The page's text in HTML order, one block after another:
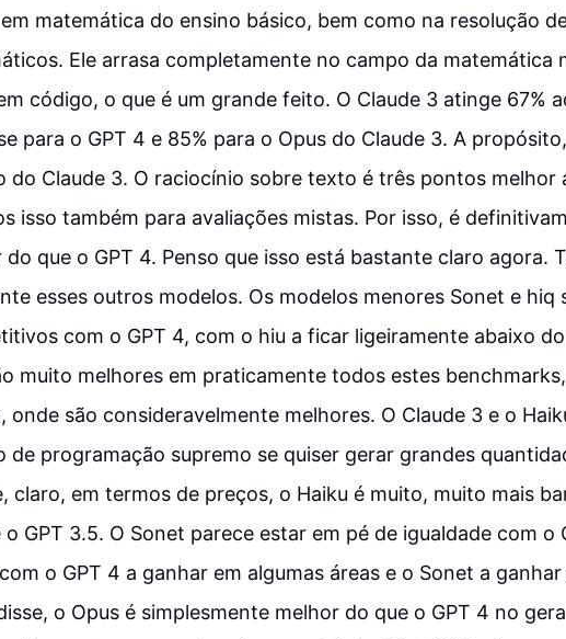
matemática do ensino básico, bem como na resolução
Ele arrasa completamente no campo da matemática
código, o que é um grande feito. O Claude 3 atinge 67%
para o GPT 4 e 85% para o Opus do Claude 3. A
do Claude 3. O raciocínio sobre texto é três pontos melhor
isso também para avaliações mistas. Por isso, é
do que o GPT 4. Penso que isso está bastante claro agora.
esses outros modelos. Os modelos menores Sonet e hiq
com o GPT 4, com o hiu a ficar ligeiramente abaixo
muito melhores em praticamente todos estes
onde são consideravelmente melhores. O Claude 3 e o
de programação supremo se quiser gerar grandes
claro, em termos de preços, o Haiku é muito, muito mais
o GPT 3.5. O Sonet parece estar em pé de igualdade com o
o GPT 4 a ganhar em algumas áreas e o Sonet a
o Opus é simplesmente melhor do que o GPT 4 no